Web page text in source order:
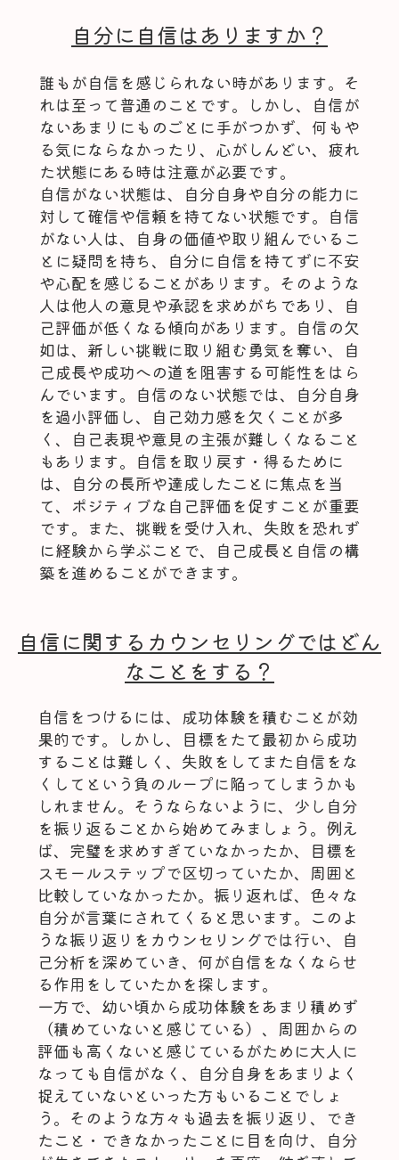
自分に自信はありますか？
誰もが自信を感じられない時があります。そ
れは至って普通のことです。しかし、自信が
ないあまりにものごとに手がつかず、何もや
る気にならなかったり、心がしんどい、疲れ
た状態にある時は注意が必要です。
自信がない状態は、自分自身や自分の能力に
対して確信や信頼を持てない状態です。自信
がない人は、自身の価値や取り組んでいるこ
とに疑問を持ち、自分に自信を持てずに不安
や心配を感じることがあります。そのような
人は他人の意見や承認を求めがちであり、自
己評価が低くなる傾向があります。自信の欠
如は、新しい挑戦に取り組む勇気を奪い、自
己成長や成功への道を阻害する可能性をはら
んでいます。自信のない状態では、自分自身
を過小評価し、自己効力感を欠くことが多
く、自己表現や意見の主張が難しくなること
もあります。自信を取り戻す・得るために
は、自分の長所や達成したことに焦点を当
て、ポジティブな自己評価を促すことが重要
です。また、挑戦を受け入れ、失敗を恐れず
に経験から学ぶことで、自己成長と自信の構
築を進めることができます。
自信に関するカウンセリングではどん
なことをする？
自信をつけるには、成功体験を積むことが効
果的です。しかし、目標をたて最初から成功
することは難しく、失敗をしてまた自信をな
くしてという負のループに陥ってしまうかも
しれません。そうならないように、少し自分
を振り返ることから始めてみましょう。例え
ば、完璧を求めすぎていなかったか、目標を
スモールステップで区切っていたか、周囲と
比較していなかったか。振り返れば、色々な
自分が言葉にされてくると思います。このよ
うな振り返りをカウンセリングでは行い、自
己分析を深めていき、何が自信をなくならせ
る作用をしていたかを探します。
一方で、幼い頃から成功体験をあまり積めず
（積めていないと感じている）、周囲からの
評価も高くないと感じているがために大人に
なっても自信がなく、自分自身をあまりよく
捉えていないといった方もいることでしょ
う。そのような方々も過去を振り返り、でき
たこと・できなかったことに目を向け、自分